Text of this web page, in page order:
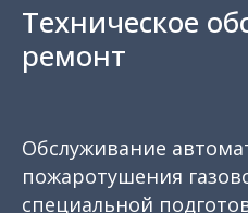
Техническое
ремонт
Обслуживание
пожаротушения
специальной